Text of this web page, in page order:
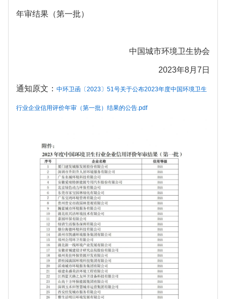
年审结果（第一批）
中国城市环境卫生协会
2023年8月7 日
通知原文：中环卫函〔2023〕51号关于公布2023年度中国环境卫生
行业企业信用评价年审（第一批）结果的公告.pdf